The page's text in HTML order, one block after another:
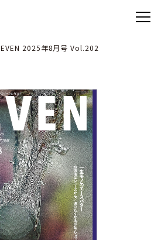
EVEN 2025年8月号 Vol.202